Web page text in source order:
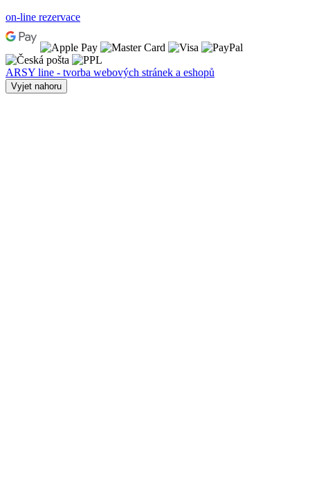
on-line rezervace
ARSY line - tvorba webových stránek a eshopů
Vyjet nahoru